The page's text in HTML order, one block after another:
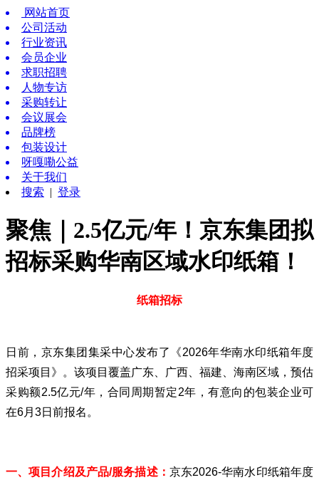
网站首页
公司活动
行业资讯
会员企业
求职招聘
人物专访
采购转让
会议展会
品牌榜
包装设计
呀嘎嘞公益
关于我们
搜索 | 登录
聚焦｜2.5亿元/年！京东集团拟
招标采购华南区域水印纸箱！
纸箱招标
日前，京东集团集采中心发布了《2026年华南水印纸箱年度
招采项目》。该项目覆盖广东、广西、福建、海南区域，预估
采购额2.5亿元/年，合同周期暂定2年，有意向的包装企业可
在6月3日前报名。
一、项目介绍及产品/服务描述： 京东2026-华南水印纸箱年度